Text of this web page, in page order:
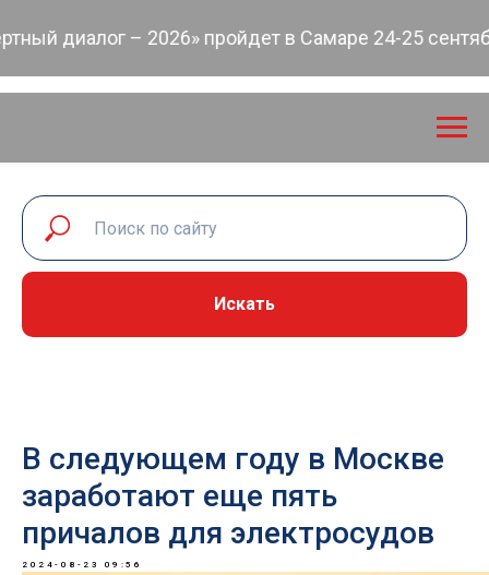
диалог – 2026» пройдет в Самаре 24-25 сентября
Искать
В следующем году в Москве
заработают еще пять
причалов для электросудов
2024-08-23 09:56